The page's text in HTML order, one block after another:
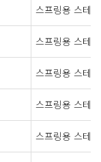
스프링용 스테
스프링용 스테
스프링용 스테
스프링용 스테
스프링용 스테